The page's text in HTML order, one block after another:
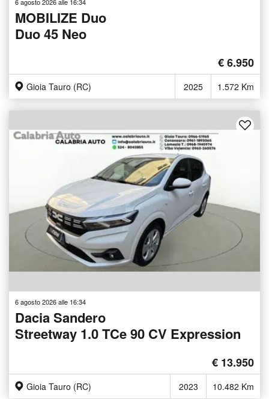
MOBILIZE Duo
Duo 45 Neo
€ 6.950
Gioia Tauro (RC) 2025 1.572 Km
6 agosto 2026 alle 16:34
Dacia Sandero
Streetway 1.0 TCe 90 CV Expression
€ 13.950
Gioia Tauro (RC) 2023 10.482 Km